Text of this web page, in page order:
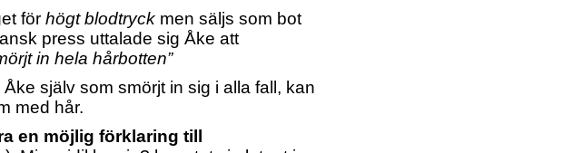
för högt blodtryck men säljs som bot
press uttalade sig Åke att
in hela hårbotten”
själv som smörjt in sig i alla fall, kan
med hår.
en möjlig förklaring till